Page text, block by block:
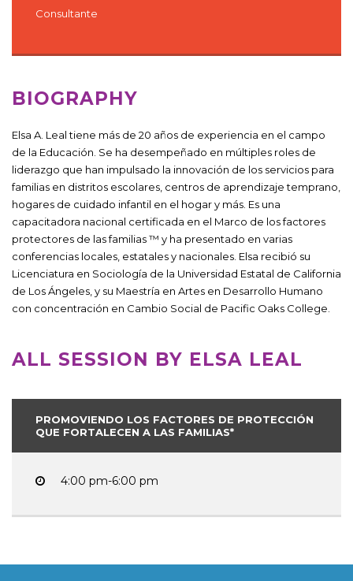
Consultante
BIOGRAPHY
Elsa A. Leal tiene más de 20 años de experiencia en el campo
de la Educación. Se ha desempeñado en múltiples roles de
liderazgo que han impulsado la innovación de los servicios para
familias en distritos escolares, centros de aprendizaje temprano,
hogares de cuidado infantil en el hogar y más. Es una
capacitadora nacional certificada en el Marco de los factores
protectores de las familias ™ y ha presentado en varias
conferencias locales, estatales y nacionales. Elsa recibió su
Licenciatura en Sociología de la Universidad Estatal de California
de Los Ángeles, y su Maestría en Artes en Desarrollo Humano
con concentración en Cambio Social de Pacific Oaks College.
ALL SESSION BY ELSA LEAL
PROMOVIENDO LOS FACTORES DE PROTECCIÓN
QUE FORTALECEN A LAS FAMILIAS*
4:00 pm-6:00 pm